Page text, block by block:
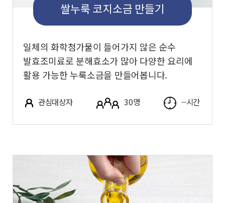
쌀누룩 코지소금 만들기
일체의 화학첨가물이 들어가지 않은 순수
발효조미료로 분해효소가 많아 다양한 요리에
활용 가능한 누룩소금을 만들어봅니다.
관심대상자 30명 --시간